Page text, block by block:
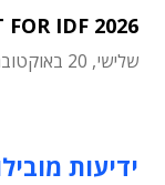
FOR IDF 2026
שלישי, 20 באוקטובר 2026
ידיעות